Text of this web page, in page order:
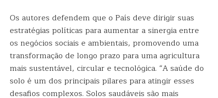
Os autores defendem que o País deve dirigir suas
estratégias políticas para aumentar a sinergia entre
os negócios sociais e ambientais, promovendo uma
transformação de longo prazo para uma agricultura
mais sustentável, circular e tecnológica. “A saúde do
solo é um dos principais pilares para atingir esses
desafios complexos. Solos saudáveis são mais